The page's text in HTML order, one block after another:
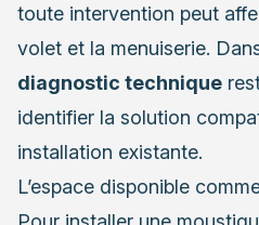
toute intervention peut
volet et la menuiserie.
diagnostic technique
identifier la solution
installation existante.
L’espace disponible